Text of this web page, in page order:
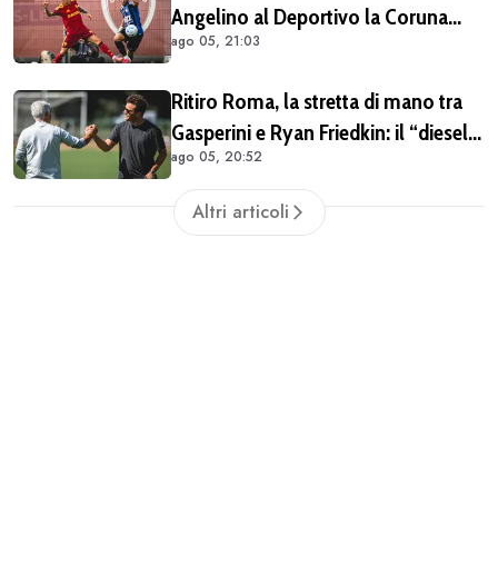
Angelino al Deportivo la Coruna
(COMUNICATO)
ago 05, 21:03
Ritiro Roma, la stretta di mano tra
Gasperini e Ryan Friedkin: il “diesel”
giallorosso ha iniziato a ingranare
ago 05, 20:52
Altri articoli